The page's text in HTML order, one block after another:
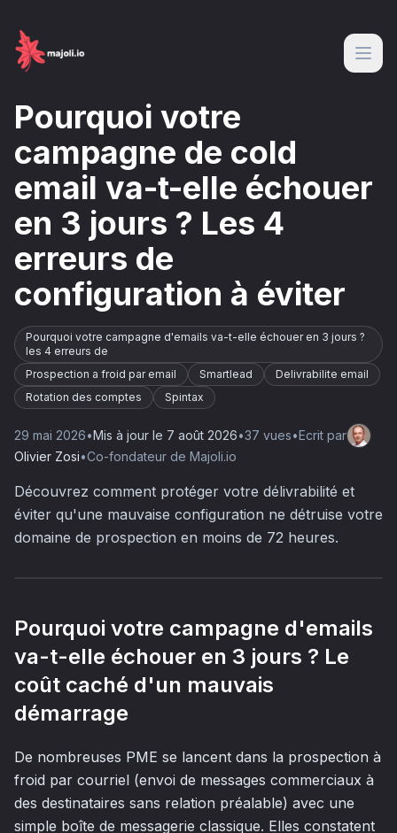
Pourquoi votre
campagne de cold
email va-t-elle échouer
en 3 jours ? Les 4
erreurs de
configuration à éviter
Pourquoi votre campagne d'emails va-t-elle échouer en 3 jours ?
les 4 erreurs de
Prospection a froid par email
Smartlead
Delivrabilite email
Rotation des comptes
Spintax
29 mai 2026•Mis à jour le 7 août 2026•37 vues•Ecrit par
Olivier Zosi•Co-fondateur de Majoli.io
Découvrez comment protéger votre délivrabilité et
éviter qu'une mauvaise configuration ne détruise votre
domaine de prospection en moins de 72 heures.
Pourquoi votre campagne d'emails
va-t-elle échouer en 3 jours ? Le
coût caché d'un mauvais
démarrage
De nombreuses PME se lancent dans la prospection à
froid par courriel (envoi de messages commerciaux à
des destinataires sans relation préalable) avec une
simple boîte de messagerie classique. Elles constatent